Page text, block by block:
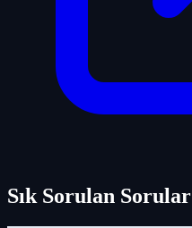
Sık Sorulan Sorular